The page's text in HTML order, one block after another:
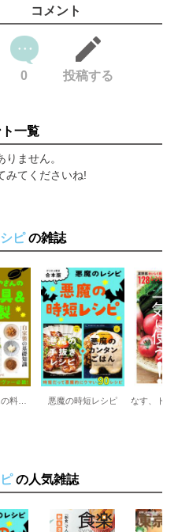
き
ネ
／鶏レバーのコンフィ
ドレッシング ミックスビーン
エスカベッシュ
ぎのアグロドルチェ かつおの
コメント
0 投稿する
一覧
ません。
みてくださいね!
ピの雑誌
こだわりやさんの料理道具＆自家製 悪魔の時短レシピ
の人気雑誌